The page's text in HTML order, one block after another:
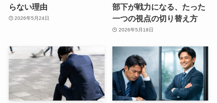
らない理由
2026年5月24日
部下が戦力になる、たった
一つの視点の切り替え方
2026年5月18日